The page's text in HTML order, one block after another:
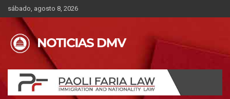
Saltar
al
contenido
sábado, agosto 8, 2026